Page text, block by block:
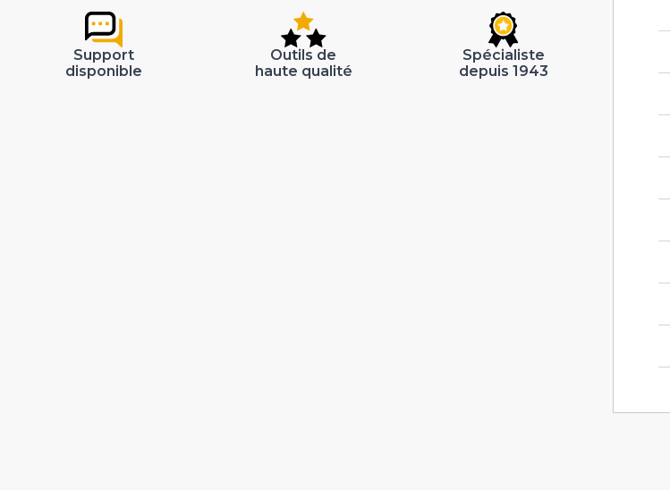
Support
disponible
Outils de
haute qualité
Spécialiste
depuis 1943